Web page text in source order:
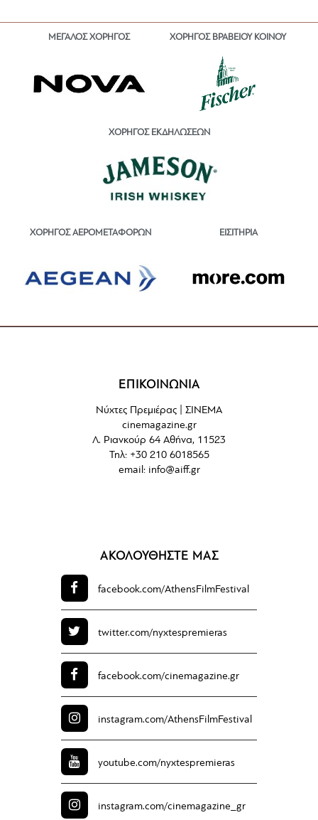
ΜΕΓΑΛΟΣ ΧΟΡΗΓΟΣ ΧΟΡΗΓΟΣ ΒΡΑΒΕΙΟΥ ΚΟΙΝΟΥ
ΧΟΡΗΓΟΣ ΕΚΔΗΛΩΣΕΩΝ
ΧΟΡΗΓΟΣ ΑΕΡΟΜΕΤΑΦΟΡΩΝ ΕΙΣΙΤΗΡΙΑ
ΕΠΙΚΟΙΝΩΝΙΑ
Νύχτες Πρεμιέρας | ΣΙΝΕΜΑ
cinemagazine.gr
Λ. Ριανκούρ 64 Αθήνα, 11523
Τηλ: +30 210 6018565
email: info@aiff.gr
ΑΚΟΛΟΥΘΗΣΤΕ ΜΑΣ
facebook.com/AthensFilmFestival
twitter.com/nyxtespremieras
facebook.com/cinemagazine.gr
instagram.com/AthensFilmFestival
youtube.com/nyxtespremieras
instagram.com/cinemagazine_gr